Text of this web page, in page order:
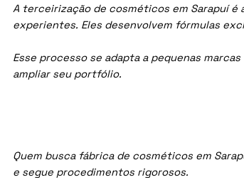
A terceirização de cosméticos em Sarapuí
experientes. Eles desenvolvem fórmulas
Esse processo se adapta a pequenas
ampliar seu portfólio.
Quem busca fábrica de cosméticos em
e segue procedimentos rigorosos.